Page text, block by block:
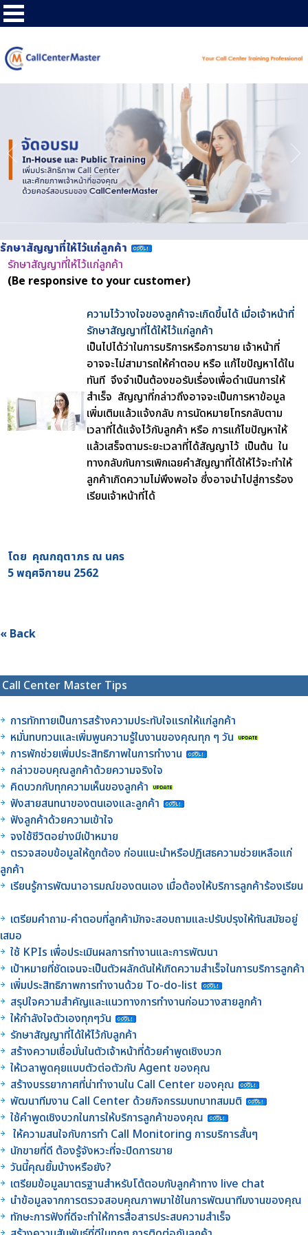
รักษาสัญญาที่ให้ไว้แก่ลูกค้า
รักษาสัญญาที่ให้ไว้แก่ลูกค้า
(Be responsive to your customer)
ความไว้วางใจของลูกค้าจะเกิดขึ้นได้ เมื่อเจ้าหน้าที่
รักษาสัญญาที่ได้ให้ไว้แก่ลูกค้า
เป็นไปได้ว่าในการบริการหรือการขาย เจ้าหน้าที่
อาจจะไม่สามารถให้คำตอบ หรือ แก้ไขปัญหาได้ใน
ทันที จึงจำเป็นต้องขอรับเรื่องเพื่อดำเนินการให้
สำเร็จ สัญญาที่กล่าวถึงอาจจะเป็นการหาข้อมูล
เพิ่มเติมแล้วแจ้งกลับ การนัดหมายโทรกลับตาม
เวลาที่ได้แจ้งไว้กับลูกค้า หรือ การแก้ไขปัญหาให้
แล้วเสร็จตามระยะเวลาที่ได้สัญญาไว้ เป็นต้น ใน
ทางกลับกันการเพิกเฉยคำสัญญาที่ได้ให้ไว้จะทำให้
ลูกค้าเกิดความไม่พึงพอใจ ซึ่งอาจนำไปสู่การร้อง
เรียนเจ้าหน้าที่ได้
โดย คุณกฤตาภร ณ นคร
5 พฤศจิกายน 2562
« Back
Call Center Master Tips
การทักทายเป็นการสร้างความประทับใจแรกให้แก่ลูกค้า
หมั่นทบทวนและเพิ่มพูนความรู้ในงานของคุณทุก ๆ วัน
การพักช่วยเพิ่มประสิทธิภาพในการทำงาน
กล่าวขอบคุณลูกค้าด้วยความจริงใจ
คิดบวกกับทุกความเห็นของลูกค้า
ฟังสายสนทนาของตนเองและลูกค้า
ฟังลูกค้าด้วยความเข้าใจ
จงใช้ชีวิตอย่างมีเป้าหมาย
ตรวจสอบข้อมูลให้ถูกต้อง ก่อนแนะนำหรือปฏิเสธความช่วยเหลือแก่
ลูกค้า
เรียนรู้การพัฒนาอารมณ์ของตนเอง เมื่อต้องให้บริการลูกค้าร้องเรียน
เตรียมคำถาม-คำตอบที่ลูกค้ามักจะสอบถามและปรับปรุงให้ทันสมัยอยู่
เสมอ
ใช้ KPIs เพื่อประเมินผลการทำงานและการพัฒนา
เป้าหมายที่ชัดเจนจะเป็นตัวผลักดันให้เกิดความสำเร็จในการบริการลูกค้า
เพิ่มประสิทธิภาพการทำงานด้วย To-do-list
สรุปใจความสำคัญและแนวทางการทำงานก่อนวางสายลูกค้า
ให้กำลังใจตัวเองทุกๆวัน
รักษาสัญญาที่ได้ให้ไว้กับลูกค้า
สร้างความเชื่อมั่นในตัวเจ้าหน้าที่ด้วยคำพูดเชิงบวก
ให้เวลาพูดคุยแบบตัวต่อตัวกับ Agent ของคุณ
สร้างบรรยากาศที่น่าทำงานใน Call Center ของคุณ
พัฒนาทีมงาน Call Center ด้วยกิจกรรมบทบาทสมมติ
ใช้คำพูดเชิงบวกในการให้บริการลูกค้าของคุณ
ให้ความสนใจกับการทำ Call Monitoring การบริการสั้นๆ
นักขายที่ดี ต้องรู้จังหวะที่จะปิดการขาย
วันนี้คุณยิ้มบ้างหรือยัง?
เตรียมข้อมูลมาตรฐานสำหรับโต้ตอบกับลูกค้าทาง live chat
นำข้อมูลจากการตรวจสอบคุณภาพมาใช้ในการพัฒนาทีมงานของคุณ
ทักษะการฟังที่ดีจะทำให้การสื่อสารประสบความสำเร็จ